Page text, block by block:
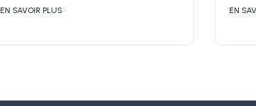
EN SAVOIR PLUS EN